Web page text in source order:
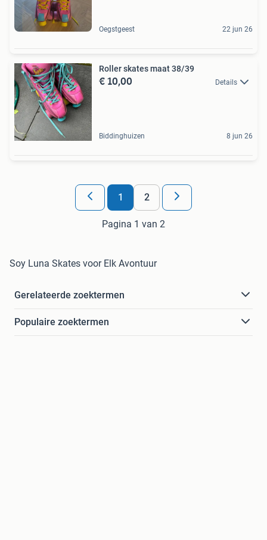
Oegstgeest 22 jun 26
Roller skates maat 38/39
€ 10,00 Details
Biddinghuizen 8 jun 26
1 2
Pagina 1 van 2
Soy Luna Skates voor Elk Avontuur
Gerelateerde zoektermen
Populaire zoektermen